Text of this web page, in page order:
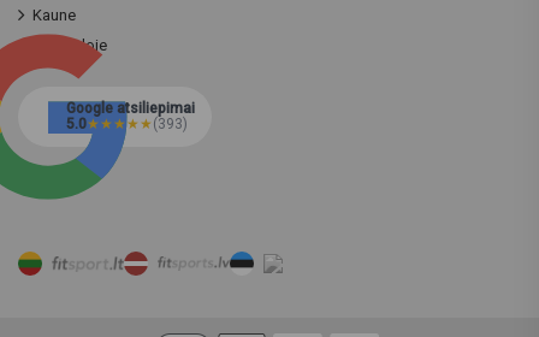
Kaune
Klaipėdoje
Google atsiliepimai
5.0★★★★★(393)